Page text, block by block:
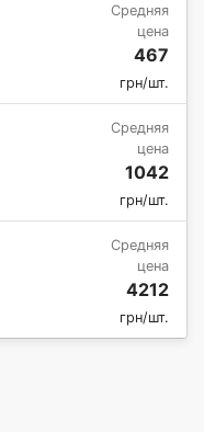
Средняя
цена
467
грн/шт.
Средняя
цена
1042
грн/шт.
Средняя
цена
4212
грн/шт.